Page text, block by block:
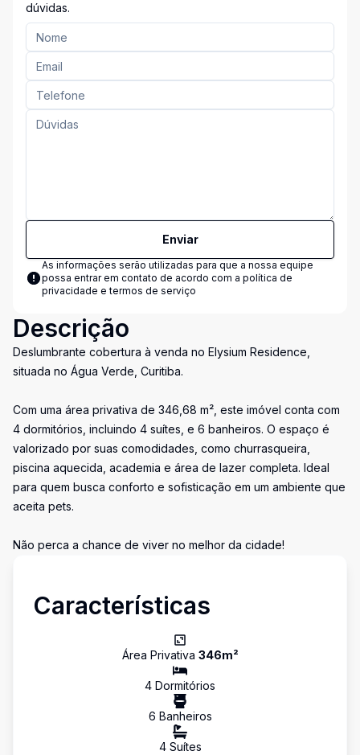
dúvidas.
Enviar
As informações serão utilizadas para que a nossa equipe
possa entrar em contato de acordo com a política de
privacidade e termos de serviço
Descrição
Deslumbrante cobertura à venda no Elysium Residence,
situada no Água Verde, Curitiba.
Com uma área privativa de 346,68 m², este imóvel conta com
4 dormitórios, incluindo 4 suítes, e 6 banheiros. O espaço é
valorizado por suas comodidades, como churrasqueira,
piscina aquecida, academia e área de lazer completa. Ideal
para quem busca conforto e sofisticação em um ambiente que
aceita pets.
Não perca a chance de viver no melhor da cidade!
Características
Área Privativa 346m²
4 Dormitórios
6 Banheiros
4Suítes